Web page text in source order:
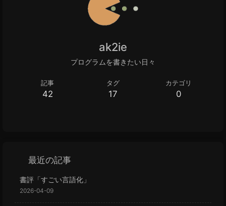
ak2ie
プログラムを書きたい日々
記事
42
タグ
17
カテゴリ
0
最近の記事
書評「すごい言語化」
2026-04-09